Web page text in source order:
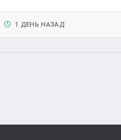
1 ДЕНЬ НАЗАД